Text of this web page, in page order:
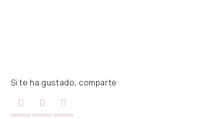
Si te ha gustado, comparte: